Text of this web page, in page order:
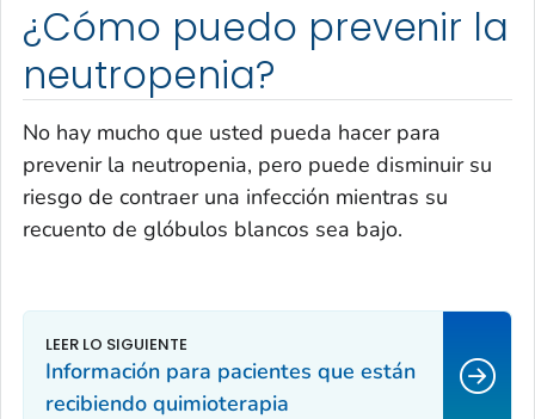
¿Cómo puedo prevenir la
neutropenia?
No hay mucho que usted pueda hacer para
prevenir la neutropenia, pero puede disminuir su
riesgo de contraer una infección mientras su
recuento de glóbulos blancos sea bajo.
Información para pacientes que están
recibiendo quimioterapia